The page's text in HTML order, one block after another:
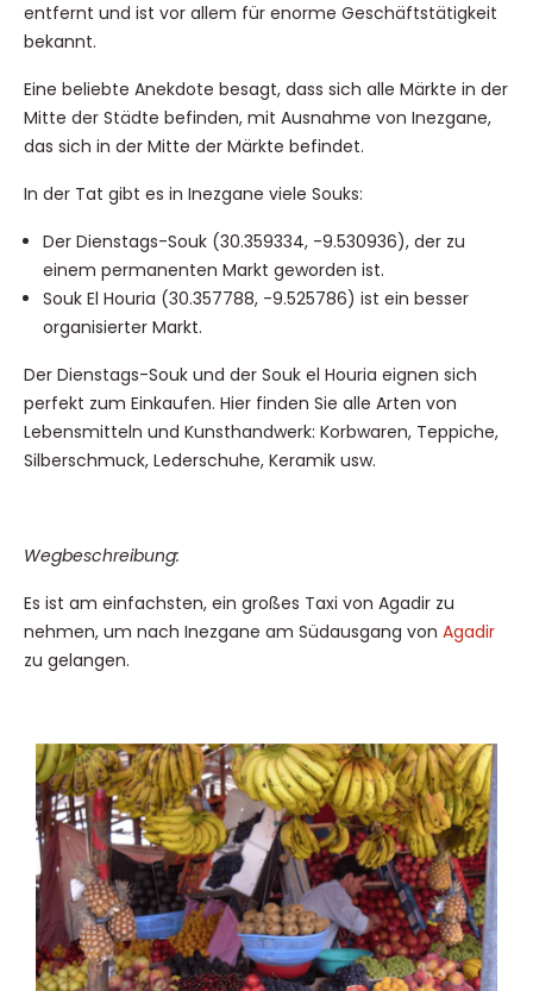
entfernt und ist vor allem für enorme Geschäftstätigkeit
bekannt.
Eine beliebte Anekdote besagt, dass sich alle Märkte in der
Mitte der Städte befinden, mit Ausnahme von Inezgane,
das sich in der Mitte der Märkte befindet.
In der Tat gibt es in Inezgane viele Souks:
Der Dienstags-Souk (30.359334, -9.530936), der zu
einem permanenten Markt geworden ist.
Souk El Houria (30.357788, -9.525786) ist ein besser
organisierter Markt.
Der Dienstags-Souk und der Souk el Houria eignen sich
perfekt zum Einkaufen. Hier finden Sie alle Arten von
Lebensmitteln und Kunsthandwerk: Korbwaren, Teppiche,
Silberschmuck, Lederschuhe, Keramik usw.
Wegbeschreibung:
Es ist am einfachsten, ein großes Taxi von Agadir zu
nehmen, um nach Inezgane am Südausgang von Agadir
zu gelangen.